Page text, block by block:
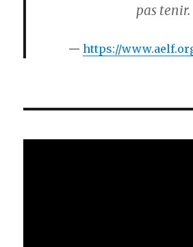
pas tenir.
https://